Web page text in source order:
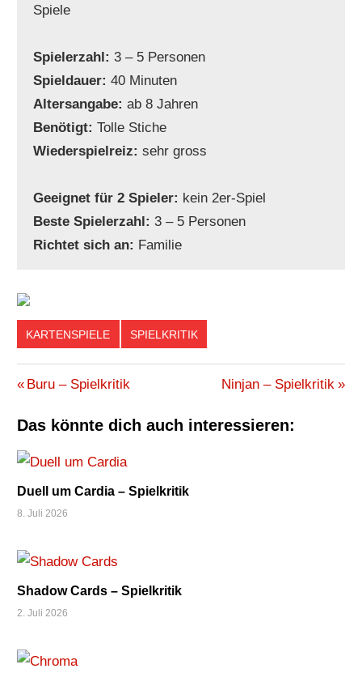
Spiele
Spielerzahl: 3 – 5 Personen
Spieldauer: 40 Minuten
Altersangabe: ab 8 Jahren
Benötigt: Tolle Stiche
Wiederspielreiz: sehr gross
Geeignet für 2 Spieler: kein 2er-Spiel
Beste Spielerzahl: 3 – 5 Personen
Richtet sich an: Familie
KARTENSPIELE SPIELKRITIK
FRIESE
STICHSPIEL
Beitragsnavigation
Vorheriger
Buru – Spielkritik
Nächster
Ninjan – Spielkritik
Das könnte dich auch interessieren:
Duell um Cardia – Spielkritik
8. Juli 2026
Shadow Cards – Spielkritik
2. Juli 2026